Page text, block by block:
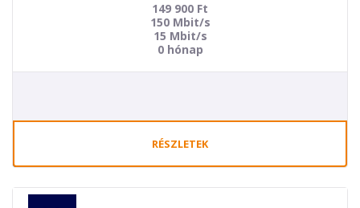
149 900 Ft
150 Mbit/s
15 Mbit/s
0 hónap
RÉSZLETEK